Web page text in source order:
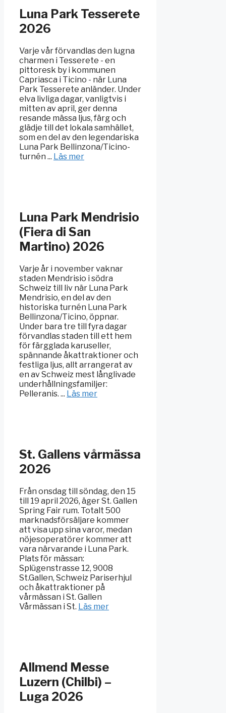
Luna Park Tesserete
2026
Varje vår förvandlas den lugna
charmen i Tesserete - en
pittoresk by i kommunen
Capriasca i Ticino - när Luna
Park Tesserete anländer. Under
elva livliga dagar, vanligtvis i
mitten av april, ger denna
resande mässa ljus, färg och
glädje till det lokala samhället,
som en del av den legendariska
Luna Park Bellinzona/Ticino-
turnén ... Läs mer
Luna Park Mendrisio
(Fiera di San
Martino) 2026
Varje år i november vaknar
staden Mendrisio i södra
Schweiz till liv när Luna Park
Mendrisio, en del av den
historiska turnén Luna Park
Bellinzona/Ticino, öppnar.
Under bara tre till fyra dagar
förvandlas staden till ett hem
för färgglada karuseller,
spännande åkattraktioner och
festliga ljus, allt arrangerat av
en av Schweiz mest långlivade
underhållningsfamiljer:
Pelleranis. ... Läs mer
St. Gallens vårmässa
2026
Från onsdag till söndag, den 15
till 19 april 2026, äger St. Gallen
Spring Fair rum. Totalt 500
marknadsförsäljare kommer
att visa upp sina varor, medan
nöjesoperatörer kommer att
vara närvarande i Luna Park.
Plats för mässan:
Splügenstrasse 12, 9008
St.Gallen, Schweiz Pariserhjul
och åkattraktioner på
vårmässan i St. Gallen
Vårmässan i St. Läs mer
Allmend Messe
Luzern (Chilbi) –
Luga 2026